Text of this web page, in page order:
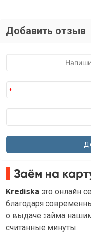
Добавить отзыв
Заём на
Krediska это онлайн
благодаря
о выдаче займа
считанные минуты.